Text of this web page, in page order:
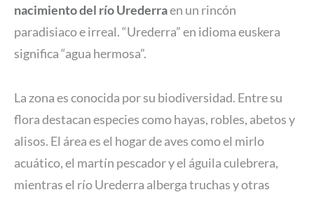
nacimiento del río Urederraen un rincón
paradisiaco e irreal. “Urederra” en idioma euskera
significa “agua hermosa”.
La zona es conocida por su biodiversidad. Entre su
flora destacan especies como hayas, robles, abetos y
alisos. El área es el hogar de aves como el mirlo
acuático, el martín pescador y el águila culebrera,
mientras el río Urederra alberga truchas y otras